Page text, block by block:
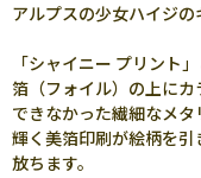
アルプスの少女ハイジの
「シャイニー プリント
箔（フォイル）の上に
できなかった繊細なメタ
輝く美箔印刷が絵柄を
放ちます。